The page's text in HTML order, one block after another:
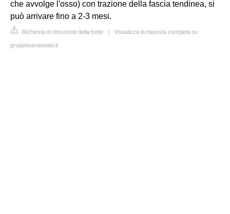
che avvolge l'osso) con trazione della fascia tendinea, si
può arrivare fino a 2-3 mesi.
Richiesta di rimozione della fonte | Visualizza la risposta completa su
grupposandonato.it